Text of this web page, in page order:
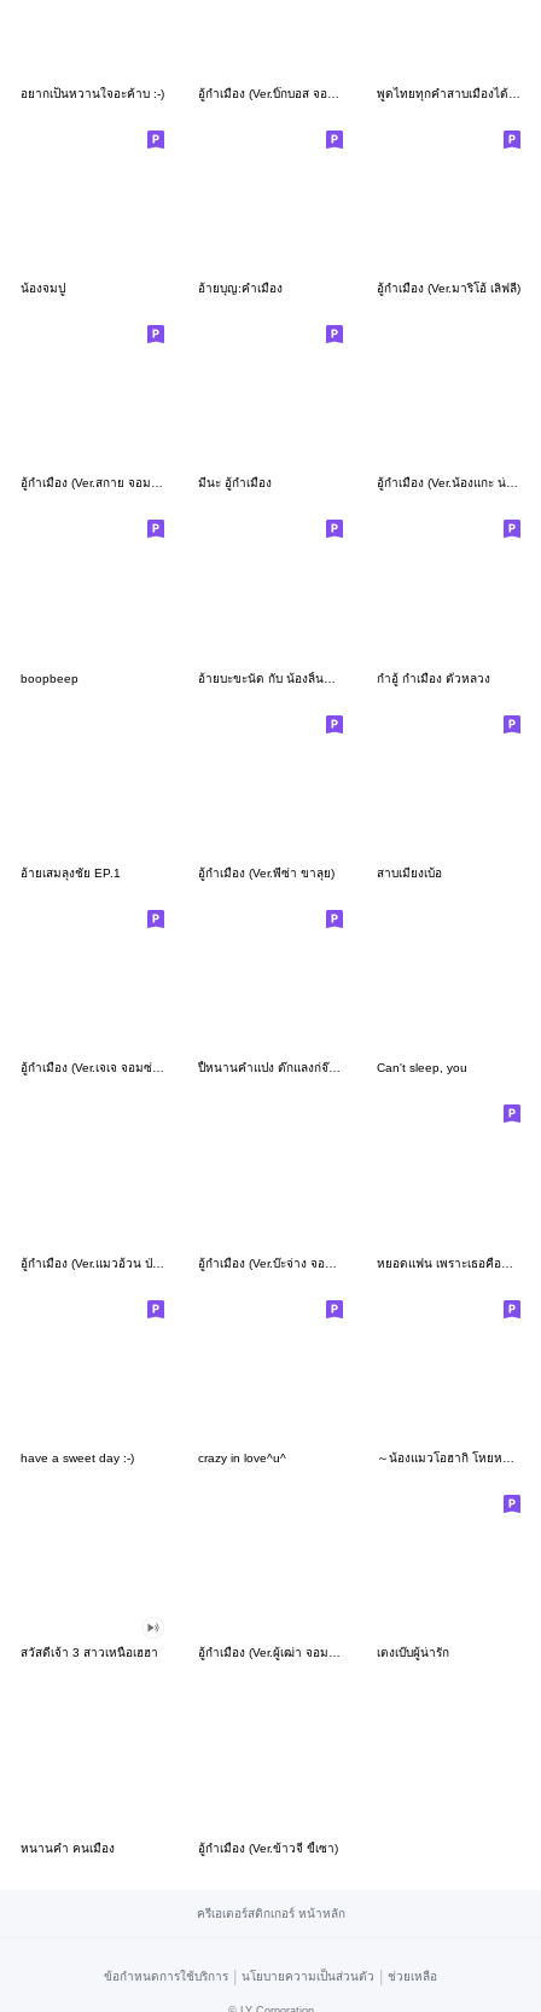
อยากเป็นหวานใจอะค้าบ :-) พูดไทยทุกคำสาบเมืองได้ยังไง
น้องจมปู อ้ายบุญ:คำเมือง อู้กำเมือง (Ver.มาริโอ้ เลิฟลี่)
อู้กำเมือง (Ver.สกาย จอมป่วน) มีนะ อู้กำเมือง อู้กำเมือง (Ver.น้องแกะ น่ารัก)
boopbeep กำอู้ กำเมือง ตั๋วหลวง
อ้ายเสมลุงชัย EP.1 อู้กำเมือง (Ver.พี่ซ่า ขาลุย) สาบเมียงเบ้อ
อู้กำเมือง (Ver.เจเจ จอมซ่าส์) ปี้หนานคำแปง ต๊กแลงก่จ๊ดเอาๆ Can't sleep, you
หยอดแฟน เพราะเธอคือคนพิเศษ ^^
have a sweet day :-) crazy in love^u^
สวัสดีเจ้า 3 สาวเหนือเฮฮา อู้กำเมือง (Ver.ผู้เฒ่า จอมซ่าส์) เตงเบ๊บผู้น่ารัก
หนานคำ คนเมือง อู้กำเมือง (Ver.ข้าวจี่ ขี้เซา)
ครีเอเตอร์สติกเกอร์ หน้าหลัก
ข้อกำหนดการใช้บริการ | นโยบายความเป็นส่วนตัว | ช่วยเหลือ